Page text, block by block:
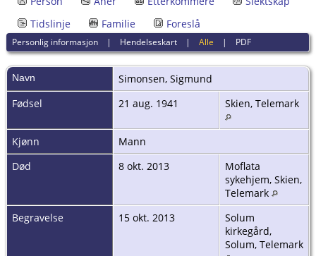
Tidslinje
Familie Foreslå
Personlig informasjon | Hendelseskart |Alle | PDF
Navn Simonsen, Sigmund
Fødsel
21 aug. 1941 Skien, Telemark
Kjønn
Mann
Død
8 okt. 2013
Moflata
sykehjem, Skien,
Telemark
Begravelse
15 okt. 2013
Solum
kirkegård,
Solum, Telemark